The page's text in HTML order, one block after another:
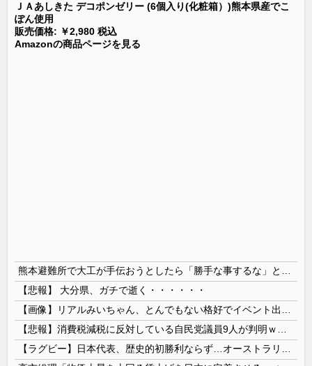
ＪＡあしきた デコポンゼリー (6個入り(化粧箱）)熊本県産でこ
ぽん使用
販売価格: ￥2,980 税込
Amazonの商品ページを見る
【悲報】 大分県、ガチで逝く・・・・・・